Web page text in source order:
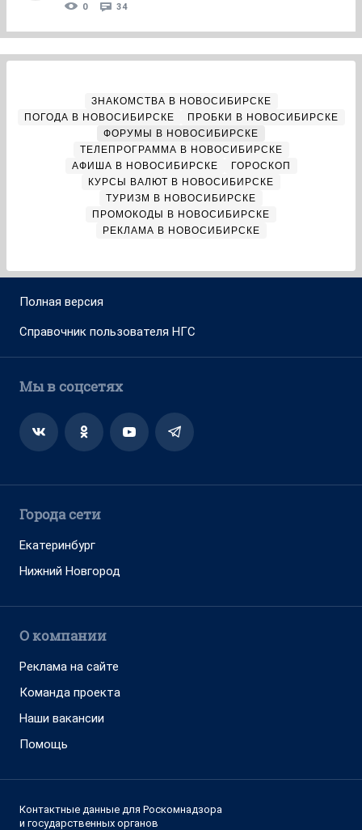
0 34
ЗНАКОМСТВА В НОВОСИБИРСКЕ
ПОГОДА В НОВОСИБИРСКЕ
ПРОБКИ В НОВОСИБИРСКЕ
ФОРУМЫ В НОВОСИБИРСКЕ
ТЕЛЕПРОГРАММА В НОВОСИБИРСКЕ
АФИША В НОВОСИБИРСКЕ
ГОРОСКОП
КУРСЫ ВАЛЮТ В НОВОСИБИРСКЕ
ТУРИЗМ В НОВОСИБИРСКЕ
ПРОМОКОДЫ В НОВОСИБИРСКЕ
РЕКЛАМА В НОВОСИБИРСКЕ
Полная версия
Справочник пользователя НГС
Мы в соцсетях
Города сети
Екатеринбург
Нижний Новгород
О компании
Реклама на сайте
Команда проекта
Наши вакансии
Помощь
Контактные данные для Роскомнадзора
и государственных органов